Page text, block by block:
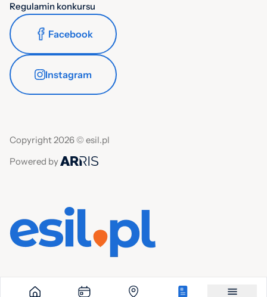
Regulamin konkursu
Facebook
Instagram
Copyright 2026 © esil.pl
Powered by